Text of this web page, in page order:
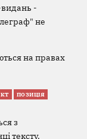
-
не
на правах
ПОЗИЦІЯ
з
тексту.